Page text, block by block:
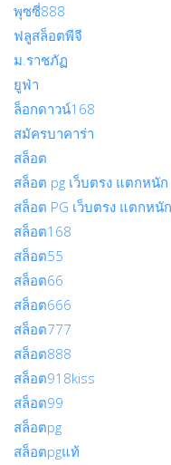
พุซซี่888
ฟลูสล็อตพีจี
ม.ราชภัฏ
ยูฟ่า
ล็อกดาวน์168
สมัครบาคาร่า
สล็อต
สล็อต pg เว็บตรง แตกหนัก
สล็อต PG เว็บตรง แตกหนัก
สล็อต168
สล็อต55
สล็อต66
สล็อต666
สล็อต777
สล็อต888
สล็อต918kiss
สล็อต99
สล็อตpg
สล็อตpgแท้